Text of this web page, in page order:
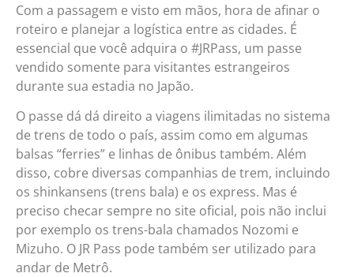
Com a passagem e visto em mãos, hora de afinar o
roteiro e planejar a logística entre as cidades. É
essencial que você adquira o #JRPass, um passe
vendido somente para visitantes estrangeiros
durante sua estadia no Japão.
O passe dá dá direito a viagens ilimitadas no sistema
de trens de todo o país, assim como em algumas
balsas “ferries” e linhas de ônibus também. Além
disso, cobre diversas companhias de trem, incluindo
os shinkansens (trens bala) e os express. Mas é
preciso checar sempre no site oficial, pois não inclui
por exemplo os trens-bala chamados Nozomi e
Mizuho. O JR Pass pode também ser utilizado para
andar de Metrô.